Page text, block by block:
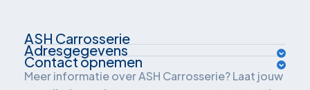
ASH Carrosserie
Over ons
Inrichtingsadvies
Adresgegevens
Van der Waalsweg 1
Contact opnemen
Meer informatie over ASH Carrosserie? Laat jouw